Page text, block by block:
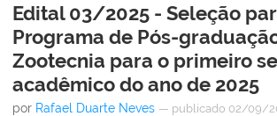
Edital 03/2025 - Seleção
Programa de Pós-
Zootecnia para o primeiro
acadêmico do ano de 2025
por Rafael Duarte Neves — publicado 02/09/